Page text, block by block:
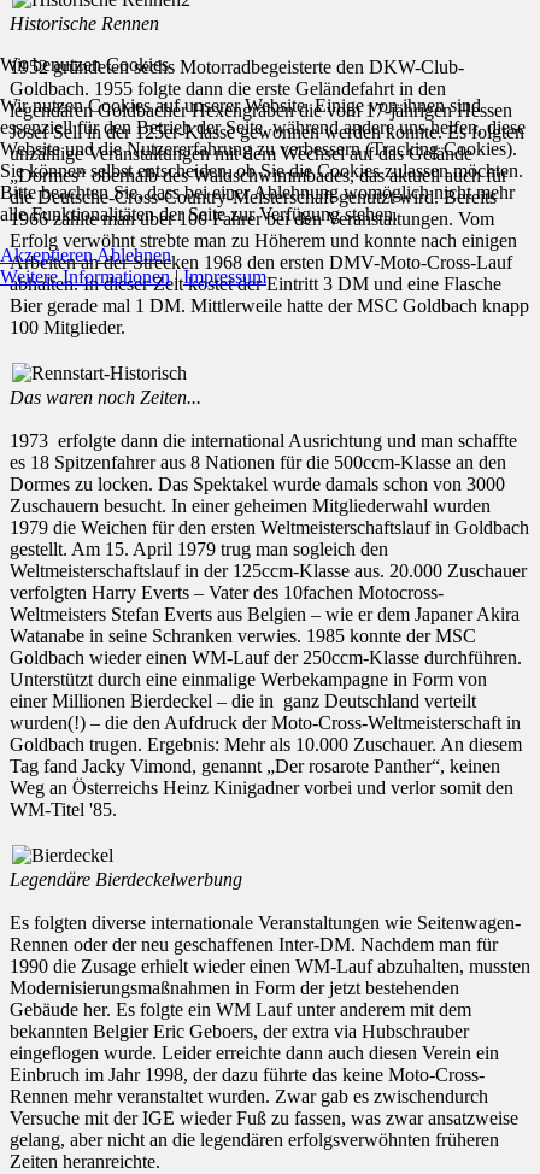
Historische Rennen
1952 gründeten sechs Motorradbegeisterte den DKW-Club-
Goldbach. 1955 folgte dann die erste Geländefahrt in den
legendären Goldbacher Hexengräben die vom 17-jährigen Hessen
Josef Sell in der 125er-Klasse gewonnen werden konnte. Es folgten
unzählige Veranstaltungen mit dem Wechsel auf das Gelände
„Dormes“ oberhalb des Waldschwimmbades, das aktuell auch für
die Deutsche-Cross-Country-Meisterschaft genutzt wird. Bereits
1966 zählte man über 100 Fahrer bei den Veranstaltungen. Vom
Erfolg verwöhnt strebte man zu Höherem und konnte nach einigen
Arbeiten an der Strecken 1968 den ersten DMV-Moto-Cross-Lauf
abhalten. In dieser Zeit kostet der Eintritt 3 DM und eine Flasche
Bier gerade mal 1 DM. Mittlerweile hatte der MSC Goldbach knapp
100 Mitglieder.
Das waren noch Zeiten...
1973 erfolgte dann die international Ausrichtung und man schaffte
es 18 Spitzenfahrer aus 8 Nationen für die 500ccm-Klasse an den
Dormes zu locken. Das Spektakel wurde damals schon von 3000
Zuschauern besucht. In einer geheimen Mitgliederwahl wurden
1979 die Weichen für den ersten Weltmeisterschaftslauf in Goldbach
gestellt. Am 15. April 1979 trug man sogleich den
Weltmeisterschaftslauf in der 125ccm-Klasse aus. 20.000 Zuschauer
verfolgten Harry Everts – Vater des 10fachen Motocross-
Weltmeisters Stefan Everts aus Belgien – wie er dem Japaner Akira
Watanabe in seine Schranken verwies. 1985 konnte der MSC
Goldbach wieder einen WM-Lauf der 250ccm-Klasse durchführen.
Unterstützt durch eine einmalige Werbekampagne in Form von
einer Millionen Bierdeckel – die in ganz Deutschland verteilt
wurden(!) – die den Aufdruck der Moto-Cross-Weltmeisterschaft in
Goldbach trugen. Ergebnis: Mehr als 10.000 Zuschauer. An diesem
Tag fand Jacky Vimond, genannt „Der rosarote Panther“, keinen
Weg an Österreichs Heinz Kinigadner vorbei und verlor somit den
WM-Titel '85.
Legendäre Bierdeckelwerbung
Es folgten diverse internationale Veranstaltungen wie Seitenwagen-
Rennen oder der neu geschaffenen Inter-DM. Nachdem man für
1990 die Zusage erhielt wieder einen WM-Lauf abzuhalten, mussten
Modernisierungsmaßnahmen in Form der jetzt bestehenden
Gebäude her. Es folgte ein WM Lauf unter anderem mit dem
bekannten Belgier Eric Geboers, der extra via Hubschrauber
eingeflogen wurde. Leider erreichte dann auch diesen Verein ein
Einbruch im Jahr 1998, der dazu führte das keine Moto-Cross-
Rennen mehr veranstaltet wurden. Zwar gab es zwischendurch
Versuche mit der IGE wieder Fuß zu fassen, was zwar ansatzweise
gelang, aber nicht an die legendären erfolgsverwöhnten früheren
Zeiten heranreichte.
Wir benutzen Cookies
Wir nutzen Cookies auf unserer Website. Einige von ihnen sind
essenziell für den Betrieb der Seite, während andere uns helfen, diese
Website und die Nutzererfahrung zu verbessern (Tracking Cookies).
Sie können selbst entscheiden, ob Sie die Cookies zulassen möchten.
Bitte beachten Sie, dass bei einer Ablehnung womöglich nicht mehr
alle Funktionalitäten der Seite zur Verfügung stehen.
AkzeptierenAblehnen
Weitere Informationen|Impressum